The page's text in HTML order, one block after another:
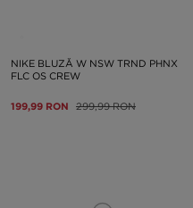
NIKE BLUZĂ W NSW TRND PHNX
FLC OS CREW
199,99 RON 299,99 RON